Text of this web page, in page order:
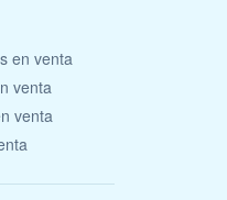
en venta
venta
venta